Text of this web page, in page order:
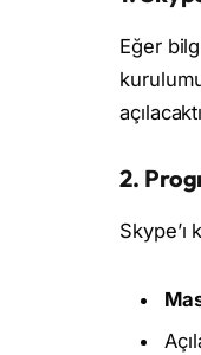
Eğer
2.